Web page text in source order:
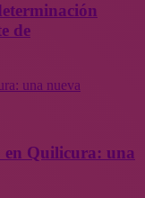
de
una nueva
Quilicura: una